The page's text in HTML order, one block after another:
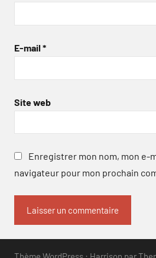
E-mail *
Site web
Enregistrer mon nom, mon e-
navigateur pour mon prochain